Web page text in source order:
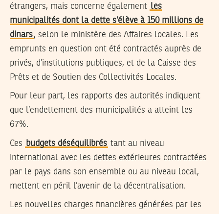
étrangers, mais concerne également les
municipalités dont la dette s’élève à 150 millions de
dinars, selon le ministère des Affaires locales. Les
emprunts en question ont été contractés auprès de
privés, d’institutions publiques, et de la Caisse des
Prêts et de Soutien des Collectivités Locales.
Pour leur part, les rapports des autorités indiquent
que l’endettement des municipalités a atteint les
67%.
Ces budgets déséquilibrés tant au niveau
international avec les dettes extérieures contractées
par le pays dans son ensemble ou au niveau local,
mettent en péril l’avenir de la décentralisation.
Les nouvelles charges financières générées par les